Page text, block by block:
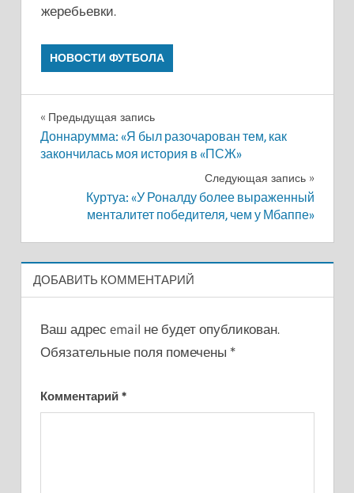
жеребьевки.
НОВОСТИ ФУТБОЛА
Навигация
по
Предыдущая запись
Доннарумма: «Я был разочарован тем, как
закончилась моя история в «ПСЖ»
Следующая запись
Куртуа: «У Роналду более выраженный
менталитет победителя, чем у Мбаппе»
ДОБАВИТЬ КОММЕНТАРИЙ
Ваш адрес email не будет опубликован.
Обязательные поля помечены *
Комментарий *